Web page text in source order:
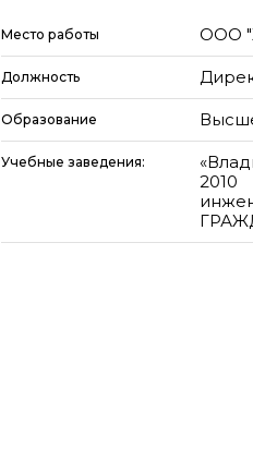
Место работы ООО
Должность
Образование
Учебные заведения:
2010